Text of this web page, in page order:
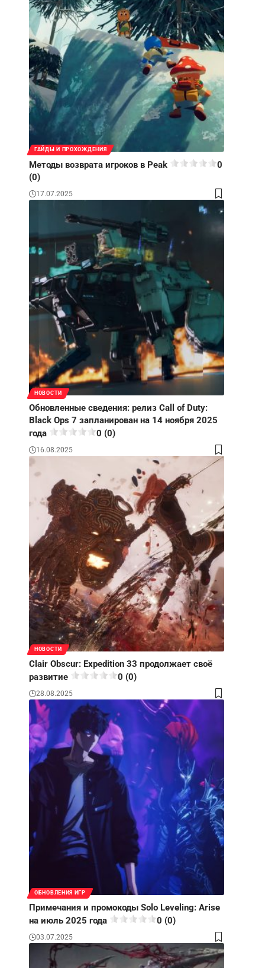
ГАЙДЫ И ПРОХОЖДЕНИЯ
Методы возврата игроков в Peak
0
(0)
17.07.2025
НОВОСТИ
Обновленные сведения: релиз Call of Duty:
Black Ops 7 запланирован на 14 ноября 2025
года
0 (0)
16.08.2025
НОВОСТИ
Clair Obscur: Expedition 33 продолжает своё
развитие
0 (0)
28.08.2025
ОБНОВЛЕНИЯ ИГР
Примечания и промокоды Solo Leveling: Arise
на июль 2025 года
0 (0)
03.07.2025